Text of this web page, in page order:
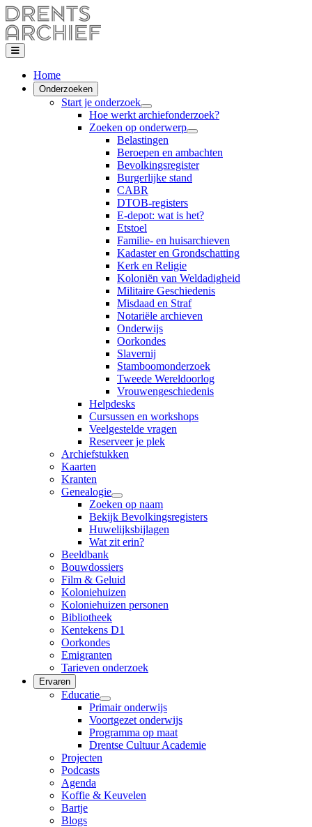
Home
Onderzoeken
Start je onderzoek
Hoe werkt archiefonderzoek?
Zoeken op onderwerp
Belastingen
Beroepen en ambachten
Bevolkingsregister
Burgerlijke stand
CABR
DTOB-registers
E-depot: wat is het?
Etstoel
Familie- en huisarchieven
Kadaster en Grondschatting
Kerk en Religie
Koloniën van Weldadigheid
Militaire Geschiedenis
Misdaad en Straf
Notariële archieven
Onderwijs
Oorkondes
Slavernij
Stamboomonderzoek
Tweede Wereldoorlog
Vrouwengeschiedenis
Helpdesks
Cursussen en workshops
Veelgestelde vragen
Reserveer je plek
Archiefstukken
Kaarten
Kranten
Genealogie
Zoeken op naam
Bekijk Bevolkingsregisters
Huwelijksbijlagen
Wat zit erin?
Beeldbank
Bouwdossiers
Film & Geluid
Koloniehuizen
Koloniehuizen personen
Bibliotheek
Kentekens D1
Oorkondes
Emigranten
Tarieven onderzoek
Ervaren
Educatie
Primair onderwijs
Voortgezet onderwijs
Programma op maat
Drentse Cultuur Academie
Projecten
Podcasts
Agenda
Koffie & Keuvelen
Bartje
Blogs